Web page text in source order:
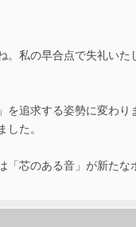
。私の早合点で失礼いた
を追求する姿勢に変わり
た。
「芯のある音」が新たな